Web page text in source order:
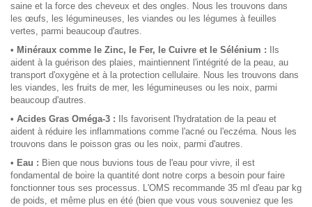
saine et la force des cheveux et des ongles. Nous les trouvons dans
les œufs, les légumineuses, les viandes ou les légumes à feuilles
vertes, parmi beaucoup d'autres.
• Minéraux comme le Zinc, le Fer, le Cuivre et le Sélénium : Ils
aident à la guérison des plaies, maintiennent l'intégrité de la peau, au
transport d'oxygène et à la protection cellulaire. Nous les trouvons dans
les viandes, les fruits de mer, les légumineuses ou les noix, parmi
beaucoup d'autres.
• Acides Gras Oméga-3 : Ils favorisent l'hydratation de la peau et
aident à réduire les inflammations comme l'acné ou l'eczéma. Nous les
trouvons dans le poisson gras ou les noix, parmi d'autres.
• Eau : Bien que nous buvions tous de l'eau pour vivre, il est
fondamental de boire la quantité dont notre corps a besoin pour faire
fonctionner tous ses processus. L'OMS recommande 35 ml d'eau par kg
de poids, et même plus en été (bien que vous vous souveniez que les